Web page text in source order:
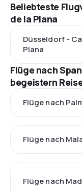
Beliebteste
de la Plana
Düsseldorf -
Plana
Flüge nach
begeistern
Flüge nach
Flüge nach
Flüge nach